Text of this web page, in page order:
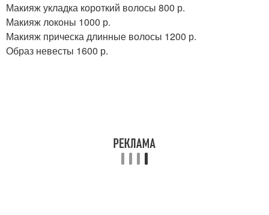
Макияж укладка короткий волосы 800 р.
Макияж локоны 1000 р.
Макияж прическа длинные волосы 1200 р.
Образ невесты 1600 р.